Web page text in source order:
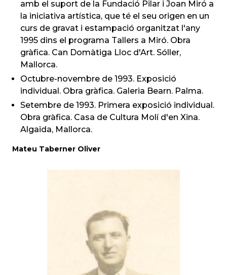
amb el suport de la Fundació Pilar i Joan Miró a
la iniciativa artística, que té el seu origen en un
curs de gravat i estampació organitzat l'any
1995 dins el programa Tallers a Miró. Obra
gràfica. Can Domàtiga Lloc d'Art. Sóller,
Mallorca.
Octubre-novembre de 1993. Exposició
individual. Obra gràfica. Galeria Bearn. Palma.
Setembre de 1993. Primera exposició individual.
Obra gràfica. Casa de Cultura Molí d'en Xina.
Algaida, Mallorca.
Mateu Taberner Oliver